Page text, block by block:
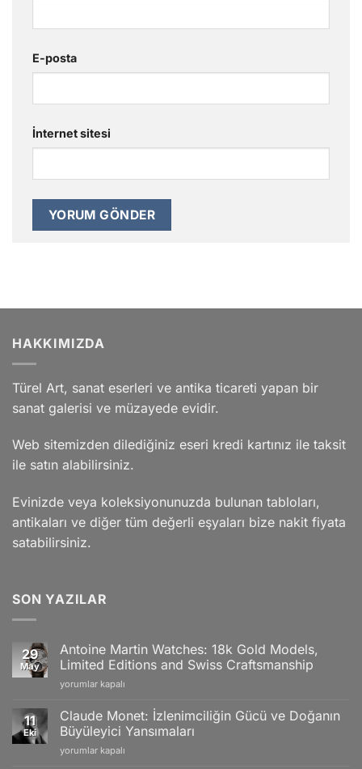
E-posta
İnternet sitesi
HAKKIMIZDA
Türel Art, sanat eserleri ve antika ticareti yapan bir
sanat galerisi ve müzayede evidir.
Web sitemizden dilediğiniz eseri kredi kartınız ile taksit
ile satın alabilirsiniz.
Evinizde veya koleksiyonunuzda bulunan tabloları,
antikaları ve diğer tüm değerli eşyaları bize nakit fiyata
satabilirsiniz.
SON YAZILAR
29
May
Antoine Martin Watches: 18k Gold Models,
Limited Editions and Swiss Craftsmanship
Antoine
Watches:
18k
Gold
Models,
yorumlar kapalı
11
Eki
Claude Monet: İzlenimciliğin Gücü ve Doğanın
Büyüleyici Yansımaları
Claude
yorumlar kapalı